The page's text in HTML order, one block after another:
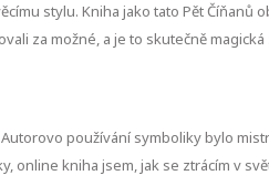
stylu. Kniha jako tato Pět Číňanů
za možné, a je to skutečně
používání symboliky bylo
online kniha jsem, jak se ztrácím v